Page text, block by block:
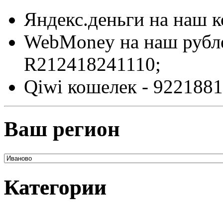
Яндекс.деньги на наш
WebMoney на наш
R212418241110;
Qiwi кошелек -
Ваш регион
Категории